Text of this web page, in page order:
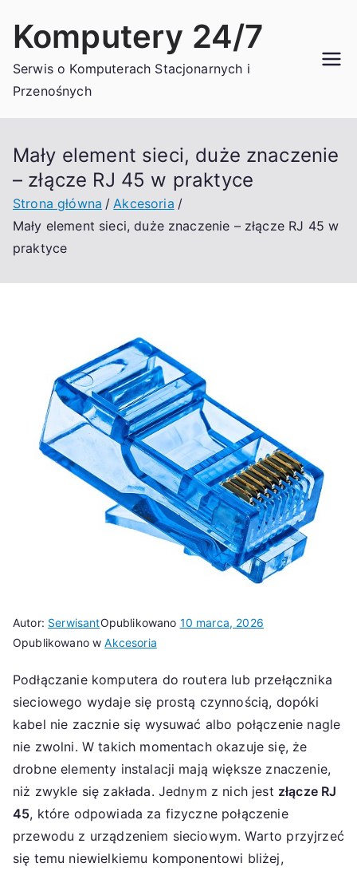
Komputery 24/7
Serwis o Komputerach Stacjonarnych i
Przenośnych
Mały element sieci, duże znaczenie
– złącze RJ 45 w praktyce
Strona główna
Akcesoria
Mały element sieci, duże znaczenie – złącze RJ 45 w
praktyce
Autor: SerwisantOpublikowano 10 marca, 2026
Opublikowano wAkcesoria
Podłączanie komputera do routera lub przełącznika
sieciowego wydaje się prostą czynnością, dopóki
kabel nie zacznie się wysuwać albo połączenie nagle
nie zwolni. W takich momentach okazuje się, że
drobne elementy instalacji mają większe znaczenie,
niż zwykle się zakłada. Jednym z nich jest złącze RJ
45, które odpowiada za fizyczne połączenie
przewodu z urządzeniem sieciowym. Warto przyjrzeć
się temu niewielkiemu komponentowi bliżej,